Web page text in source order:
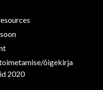
õigekirja
2020